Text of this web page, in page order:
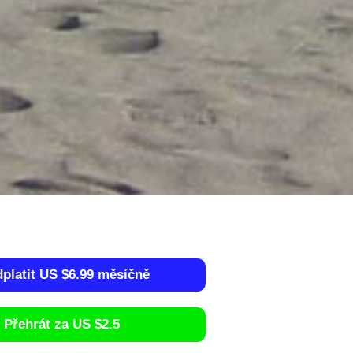
US $6.99 měsíčně
Přehrát za US $2.5